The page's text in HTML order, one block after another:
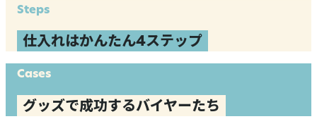
Steps
仕入れはかんたん4ステップ
Cases
グッズで成功するバイヤーたち